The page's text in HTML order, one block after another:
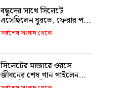
বন্ধুদের সাথে সিলেটে
এসেছিলেন ঘুরতে, ফেরার পথে
দুর্ঘটনায় মারা যান সাইফুল
সর্বশেষ সংবাদ থেকে
সিলেটের মাজারে ওরসে
জীবনের শেষ গান গাইলেন
পেহেলি ভৈরবী